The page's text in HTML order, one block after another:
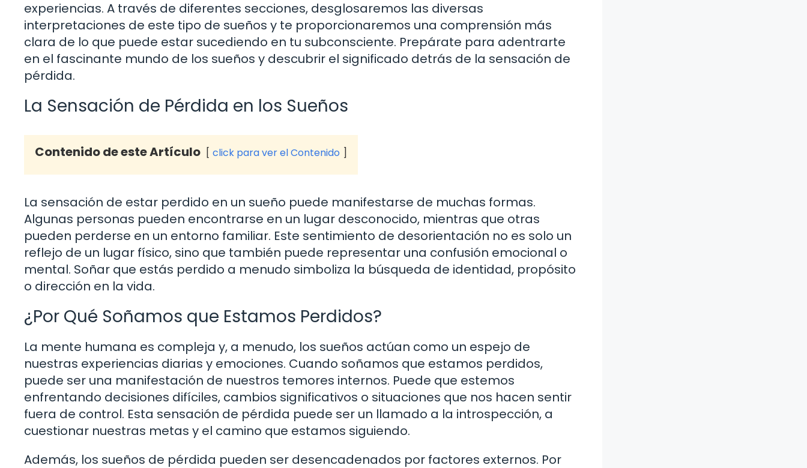
experiencias. A través de diferentes secciones, desglosaremos las diversas
interpretaciones de este tipo de sueños y te proporcionaremos una comprensión más
clara de lo que puede estar sucediendo en tu subconsciente. Prepárate para adentrarte
en el fascinante mundo de los sueños y descubrir el significado detrás de la sensación de
pérdida.
La Sensación de Pérdida en los Sueños
Contenido de este Artículo click para ver el Contenido
La sensación de estar perdido en un sueño puede manifestarse de muchas formas.
Algunas personas pueden encontrarse en un lugar desconocido, mientras que otras
pueden perderse en un entorno familiar. Este sentimiento de desorientación no es solo un
reflejo de un lugar físico, sino que también puede representar una confusión emocional o
mental. Soñar que estás perdido a menudo simboliza la búsqueda de identidad, propósito
o dirección en la vida.
¿Por Qué Soñamos que Estamos Perdidos?
La mente humana es compleja y, a menudo, los sueños actúan como un espejo de
nuestras experiencias diarias y emociones. Cuando soñamos que estamos perdidos,
puede ser una manifestación de nuestros temores internos. Puede que estemos
enfrentando decisiones difíciles, cambios significativos o situaciones que nos hacen sentir
fuera de control. Esta sensación de pérdida puede ser un llamado a la introspección, a
cuestionar nuestras metas y el camino que estamos siguiendo.
Además, los sueños de pérdida pueden ser desencadenados por factores externos. Por